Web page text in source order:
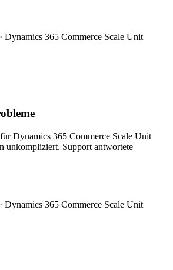
Dynamics 365 Commerce Scale Unit
Dynamics 365 Commerce Scale Unit
Support antwortete
Dynamics 365 Commerce Scale Unit